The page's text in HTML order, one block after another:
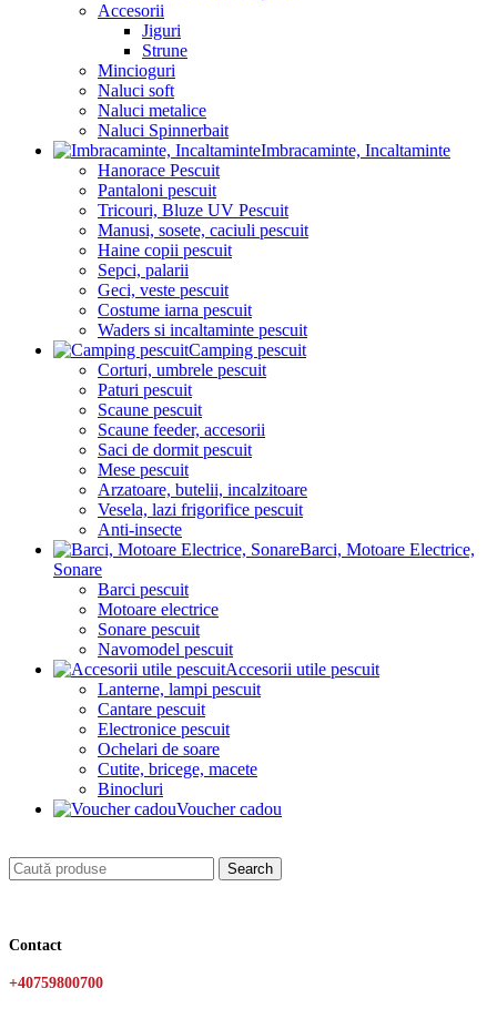
Accesorii
Jiguri
Strune
Mincioguri
Naluci soft
Naluci metalice
Naluci Spinnerbait
Imbracaminte, Incaltaminte
Hanorace Pescuit
Pantaloni pescuit
Tricouri, Bluze UV Pescuit
Manusi, sosete, caciuli pescuit
Haine copii pescuit
Sepci, palarii
Geci, veste pescuit
Costume iarna pescuit
Waders si incaltaminte pescuit
Camping pescuit
Corturi, umbrele pescuit
Paturi pescuit
Scaune pescuit
Scaune feeder, accesorii
Saci de dormit pescuit
Mese pescuit
Arzatoare, butelii, incalzitoare
Vesela, lazi frigorifice pescuit
Anti-insecte
Barci, Motoare Electrice,
Sonare
Barci pescuit
Motoare electrice
Sonare pescuit
Navomodel pescuit
Accesorii utile pescuit
Lanterne, lampi pescuit
Cantare pescuit
Electronice pescuit
Ochelari de soare
Cutite, bricege, macete
Binocluri
Voucher cadou
Search
Contact
+40759800700